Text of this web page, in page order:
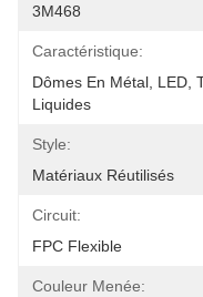
3M468
Caractéristique:
Dômes En Métal, LED,
Liquides
Style:
Matériaux Réutilisés
Circuit:
FPC Flexible
Couleur Menée: